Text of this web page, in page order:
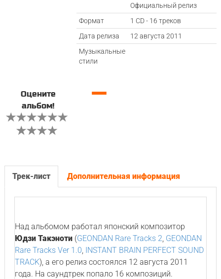
Официальный релиз
Формат
1 CD - 16 треков
Дата релиза
12 августа 2011
Музыкальные
стили
Оцените
альбом!
—
Трек-лист Дополнительная информация
Над альбомом работал японский композитор
Юдзи Такэноти(GEONDAN Rare Tracks 2, GEONDAN
Rare Tracks Ver 1.0, INSTANT BRAIN PERFECT SOUND
TRACK), а его релиз состоялся 12 августа 2011
года. На саундтрек попало 16 композиций.